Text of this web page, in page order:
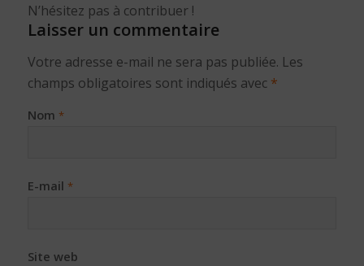
N’hésitez pas à contribuer !
Laisser un commentaire
Votre adresse e-mail ne sera pas publiée. Les
champs obligatoires sont indiqués avec *
Nom *
E-mail *
Site web